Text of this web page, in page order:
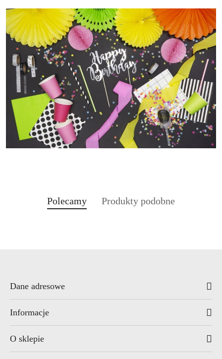
Pomiń karuzelę produktów
Produkty
Polecamy
Produkty
Produkty podobne
Dane adresowe
Informacje
O sklepie